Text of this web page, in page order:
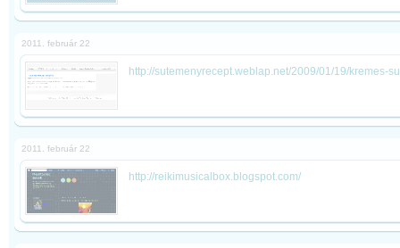
2011. február 22
http://sutemenyrecept.weblap.net/2009/01/19/kremes-
2011. február 22
http://reikimusicalbox.blogspot.com/